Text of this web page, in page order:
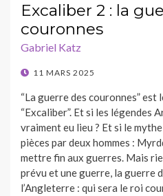
Excaliber 2 : la
couronnes
Gabriel Katz
POSTED
11 MARS 2025
“La guerre des couronnes”
“Excaliber”. Et si les légendes
vraiment eu lieu ? Et si le
pièces par deux hommes :
mettre fin aux guerres. Mais
prévu et une guerre, la guerre
l’Angleterre : qui sera le roi